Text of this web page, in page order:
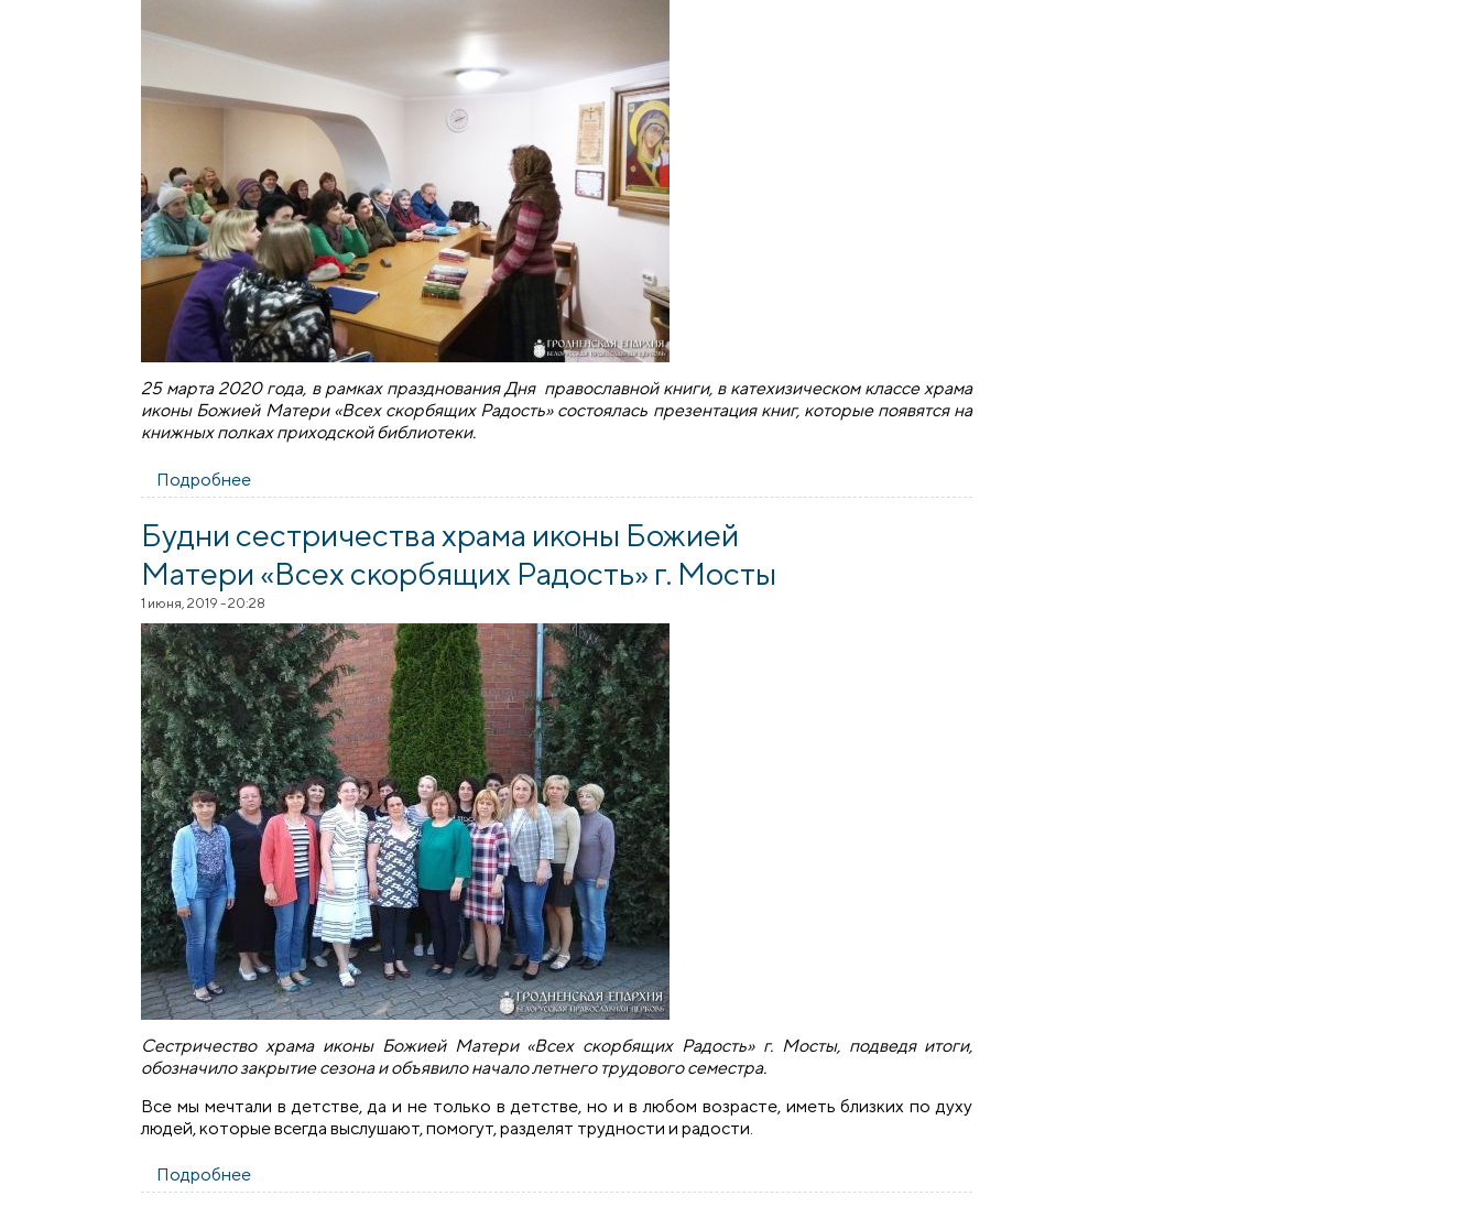
25 марта 2020 года, в рамках празднования Дня православной книги, в катехизическом классе храма
иконы Божией Матери «Всех скорбящих Радость» состоялась презентация книг, которые появятся на
книжных полках приходской библиотеки.
Подробнее
Будни сестричества храма иконы Божией
Матери «Всех скорбящих Радость» г. Мосты
1 июня, 2019 - 20:28
Сестричество храма иконы Божией Матери «Всех скорбящих Радость» г. Мосты, подведя итоги,
обозначило закрытие сезона и объявило начало летнего трудового семестра.
Все мы мечтали в детстве, да и не только в детстве, но и в любом возрасте, иметь близких по духу
людей, которые всегда выслушают, помогут, разделят трудности и радости.
Подробнее